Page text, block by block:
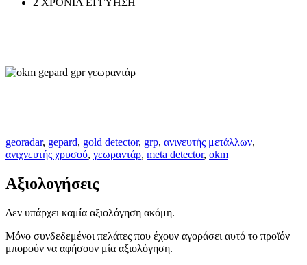
2 ΧΡΟΝΙΑ ΕΓΓΥΗΣΗ
georadar, gepard, gold detector, grp, ανινευτής μετάλλων,
ανιχνευτής χρυσού, γεωραντάρ, meta detector, okm
Αξιολογήσεις
Δεν υπάρχει καμία αξιολόγηση ακόμη.
Μόνο συνδεδεμένοι πελάτες που έχουν αγοράσει αυτό το προϊόν
μπορούν να αφήσουν μία αξιολόγηση.